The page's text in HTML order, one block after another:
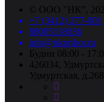
© ООО "НК",
+7 (3412) 277-001
88005118036
info@nkpribor.ru
Будни 08:00 -
426034,
Удмуртская, д.268